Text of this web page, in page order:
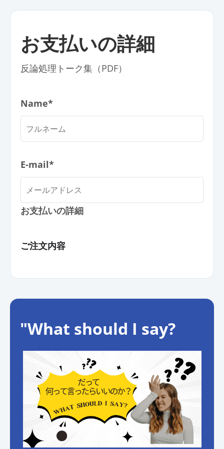
お支払いの詳細
反論処理トーク集（PDF）
Name*
E-mail*
お支払いの詳細
ご注文内容
"What should I say?